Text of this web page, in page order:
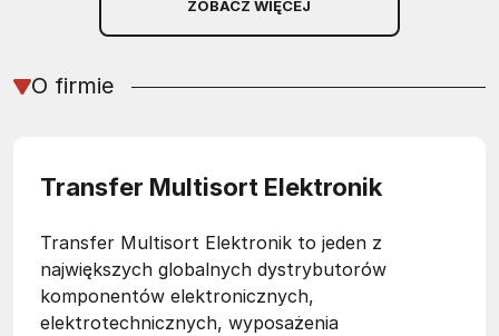
ZOBACZ WIĘCEJ
O firmie
Transfer Multisort Elektronik
Transfer Multisort Elektronik to jeden z
największych globalnych dystrybutorów
komponentów elektronicznych,
elektrotechnicznych, wyposażenia